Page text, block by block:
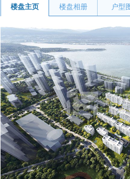
楼盘主页 楼盘相册 户型